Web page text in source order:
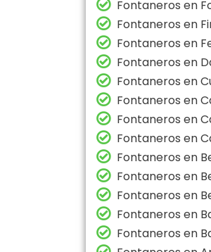
Fontaneros en
Fontaneros en
Fontaneros en
Fontaneros en
Fontaneros en
Fontaneros en
Fontaneros en
Fontaneros en
Fontaneros en
Fontaneros en
Fontaneros en
Fontaneros en
Fontaneros en